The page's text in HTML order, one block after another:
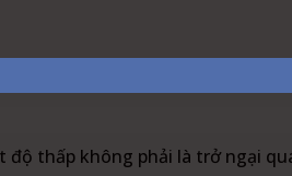
thấp không phải là trở ngại